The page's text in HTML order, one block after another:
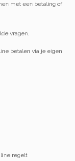
met een betaling of
vragen.
betalen via je eigen
regelt